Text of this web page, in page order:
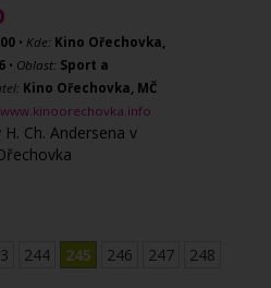
• Kde: Kino Ořechovka,
• Oblast: Sport a
Kino Ořechovka, MČ
Ch. Andersena v
244 245 246 247
248